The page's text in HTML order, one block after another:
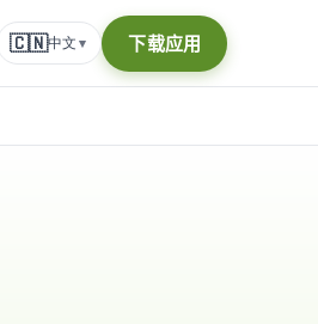
🇨🇳中文 ▾ 下载应用